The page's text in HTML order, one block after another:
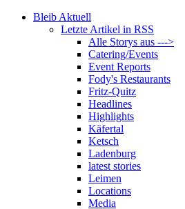
Bleib Aktuell
Letzte Artikel in RSS
Alle Storys aus --->
Catering/Events
Event Reports
Fody's Restaurants
Fritz-Quitz
Headlines
Highlights
Käfertal
Ketsch
Ladenburg
latest stories
Leimen
Locations
Media